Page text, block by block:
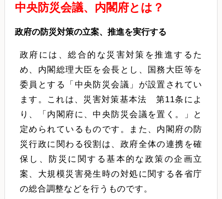
中央防災会議、内閣府とは？
政府の防災対策の立案、推進を実行する
政府には、総合的な災害対策を推進するた
め、内閣総理大臣を会長とし、国務大臣等を
委員とする「中央防災会議」が設置されてい
ます。これは、災害対策基本法 第11条によ
り、「内閣府に、中央防災会議を置く。」と
定められているものです。また、内閣府の防
災行政に関わる役割は、政府全体の連携を確
保し、防災に関する基本的な政策の企画立
案、大規模災害発生時の対処に関する各省庁
の総合調整などを行うものです。